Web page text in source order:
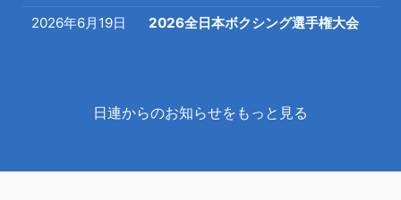
2026年6月19日
2026全日本ボクシング選手権大会
日連からのお知らせをもっと見る